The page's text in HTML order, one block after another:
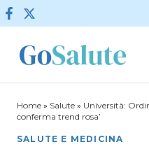
Vai al contenuto
Home » Salute » Università:
conferma trend rosa’
SALUTE E MEDICINA